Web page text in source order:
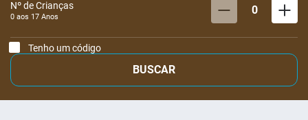
Nº de Crianças
0 aos 17 Anos 0
Tenho um código
BUSCAR